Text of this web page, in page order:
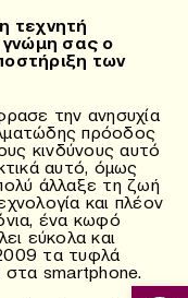
τεχνητή
γνώμη σας ο
των
την ανησυχία
πρόοδος
κινδύνους αυτό
αυτό, όμως
άλλαξε τη ζωή
και πλέον
ένα κωφό
εύκολα και
τα τυφλά
smartphone.